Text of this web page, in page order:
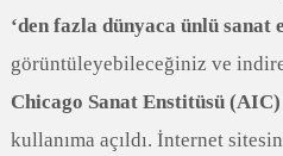
‘den fazla dünyaca ünlü sanat
görüntüleyebileceğiniz ve
Chicago Sanat Enstitüsü (AIC)
kullanıma açıldı. İnternet